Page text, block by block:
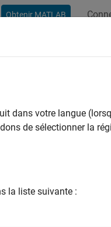
Obtenir MATLAB
be removed in a future
dans votre langue
de sélectionner la
la liste suivante :